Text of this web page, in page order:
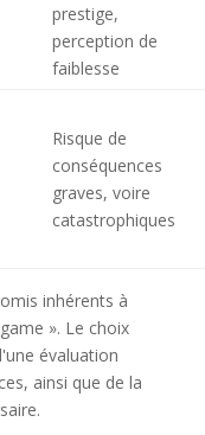
prestige,
perception de
faiblesse
Risque de
conséquences
graves, voire
catastrophiques
inhérents à
». Le choix
évaluation
ainsi que de la